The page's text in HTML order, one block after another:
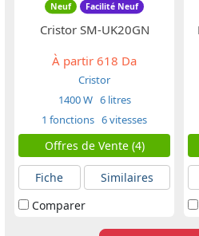
Neuf Facilité Neuf
Cristor SM-UK20GN
À partir 618 Da
Cristor
1400 W 6 litres
1 fonctions 6 vitesses
Offres de Vente (4)
Fiche
Similaires
Comparer